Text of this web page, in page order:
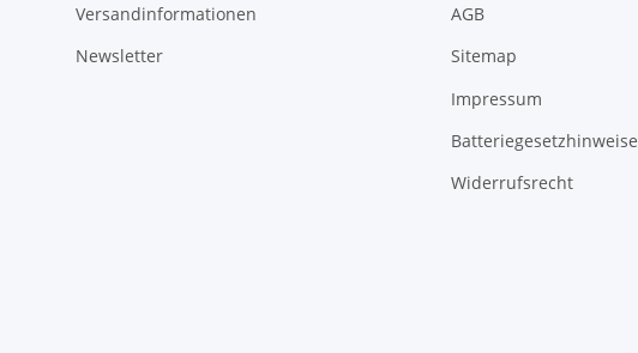
Versandinformationen
Newsletter
AGB
Sitemap
Impressum
Batteriegesetzhinweise
Widerrufsrecht